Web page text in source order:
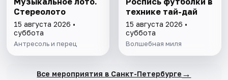
Стереолото
15 августа 2026 •
суббота
Антресоль и перец
технике тай-дай
15 августа 2026 •
суббота
Волшебная миля
Все мероприятия в Санкт-Петербурге →